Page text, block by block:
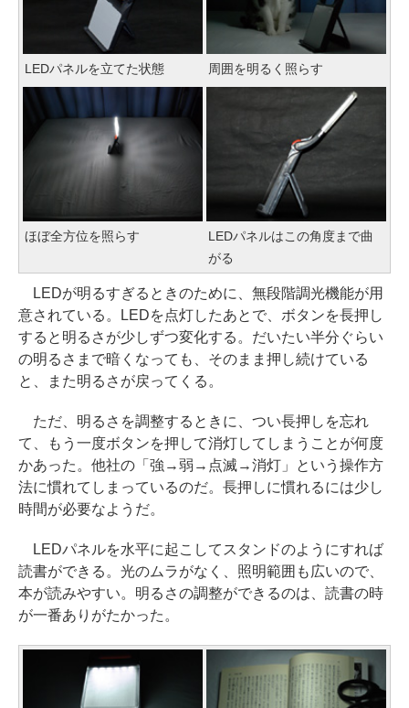
LEDパネルを立てた状態 周囲を明るく照らす
ほぼ全方位を照らす
LEDパネルはこの角度まで曲
がる
LEDが明るすぎるときのために、無段階調光機能が用
意されている。LEDを点灯したあとで、ボタンを長押し
すると明るさが少しずつ変化する。だいたい半分ぐらい
の明るさまで暗くなっても、そのまま押し続けている
と、また明るさが戻ってくる。
ただ、明るさを調整するときに、つい長押しを忘れ
て、もう一度ボタンを押して消灯してしまうことが何度
かあった。他社の「強→弱→点滅→消灯」という操作方
法に慣れてしまっているのだ。長押しに慣れるには少し
時間が必要なようだ。
LEDパネルを水平に起こしてスタンドのようにすれば
読書ができる。光のムラがなく、照明範囲も広いので、
本が読みやすい。明るさの調整ができるのは、読書の時
が一番ありがたかった。